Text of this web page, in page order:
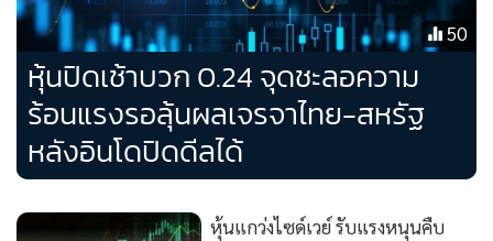
ขึ้น 1.00 บาท
50
หุ้นปิดเช้าบวก 0.24 จุดชะลอความ
ร้อนแรงรอลุ้นผลเจรจาไทย-สหรัฐ
หลังอินโดปิดดีลได้
หุ้นแกว่งไซด์เวย์ รับแรงหนุนคืบ